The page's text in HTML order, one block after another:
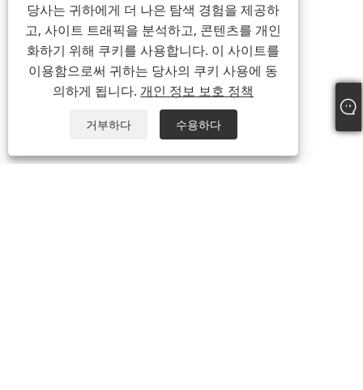
당사는 귀하에게 더 나은 탐색 경험을 제공하
고, 사이트 트래픽을 분석하고, 콘텐츠를 개인
화하기 위해 쿠키를 사용합니다. 이 사이트를
이용함으로써 귀하는 당사의 쿠키 사용에 동
의하게 됩니다. 개인 정보 보호 정책
거부하다 수용하다